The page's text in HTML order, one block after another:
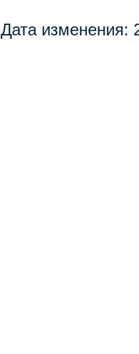
Дата изменения: